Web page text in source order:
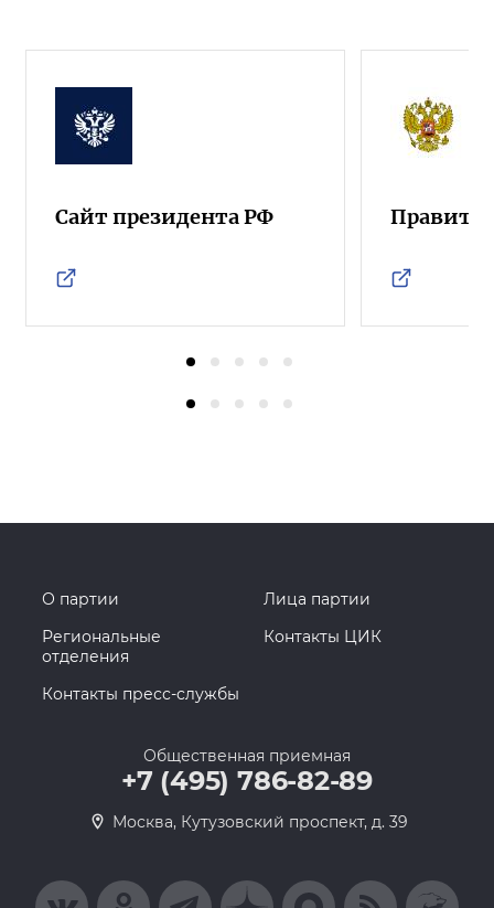
Сайт президента РФ
О партии
Лица партии
Региональные
отделения
Контакты ЦИК
Контакты пресс-службы
Общественная приемная
+7 (495) 786-82-89
Москва, Кутузовский проспект, д. 39